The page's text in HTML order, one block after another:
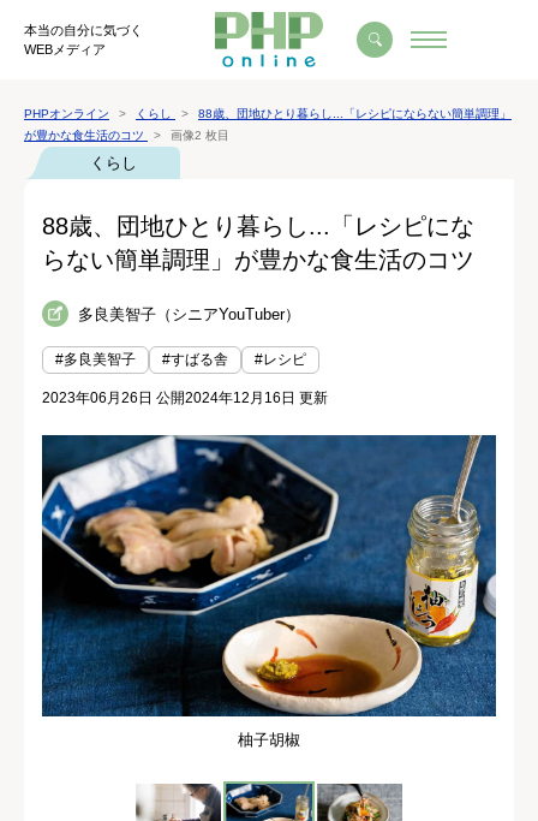
本当の自分に気づく
WEBメディア
PHPオンライン くらし
88歳、団地ひとり暮らし...「レシピにならない簡単調理」
が豊かな食生活のコツ
画像2 枚目
くらし
88歳、団地ひとり暮らし...「レシピにな
らない簡単調理」が豊かな食生活のコツ
多良美智子（シニアYouTuber）
#多良美智子 #すばる舎 #レシピ
2023年06月26日 公開2024年12月16日 更新
柚子胡椒